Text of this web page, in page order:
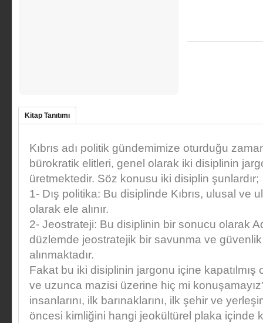
Kitap Tanıtımı
Kıbrıs adı politik gündemimize oturduğu
bürokratik elitleri, genel olarak iki disiplinin
üretmektedir. Söz konusu iki disiplin şunlardır;
1- Dış politika: Bu disiplinde Kıbrıs, ulusal ve
olarak ele alınır.
2- Jeostrateji: Bu disiplinin bir sonucu olarak
düzlemde jeostratejik bir savunma ve güvenlik
alınmaktadır.
Fakat bu iki disiplinin jargonu içine kapatılmış
ve uzunca mazisi üzerine hiç mi
insanlarını, ilk barınaklarını, ilk şehir ve
öncesi kimliğini hangi jeokültürel plaka içinde